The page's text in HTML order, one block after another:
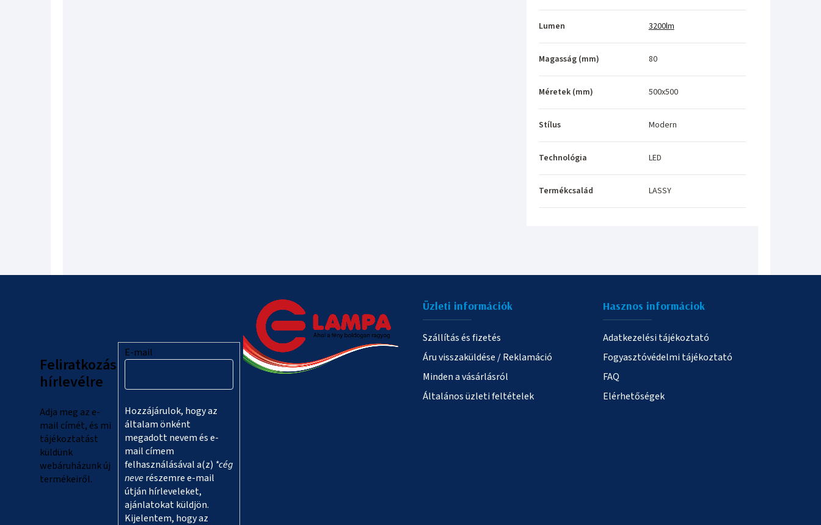
Lumen 3200lm
Magasság (mm) 80
Méretek (mm) 500x500
Stílus Modern
Technológia LED
Termékcsalád LASSY
Feliratkozás
hírlevélre
Adja meg az e-
mail címét, és mi
tájékoztatást
küldünk
webáruházunk új
termékeiről.
E-mail
Hozzájárulok, hogy az
általam önként
megadott nevem és e-
mail címem
felhasználásával a(z) *cég
neverészemre e-mail
útján hírleveleket,
ajánlatokat küldjön.
Kijelentem, hogy az
Üzleti információk
Szállítás és fizetés
Áru visszaküldése / Reklamáció
Minden a vásárlásról
Általános üzleti feltételek
Hasznos informáciok
Adatkezelési tájékoztató
Fogyasztóvédelmi tájékoztató
FAQ
Elérhetőségek